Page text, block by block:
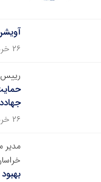
۲۶ خرداد ۱۴۰۰
۲۶ خرداد ۱۴۰۰
مدیر